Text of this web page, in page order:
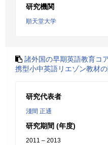
研究機関
順天堂大学
諸外国の早期英語教育コ
携型小中英語リエゾン教材
研究代表者
淺間 正通
研究期間 (年度)
2011 – 2013